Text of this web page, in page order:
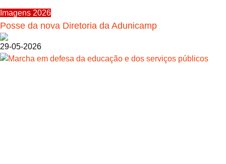
Imagens 2026
Posse da nova Diretoria da Adunicamp
29-05-2026